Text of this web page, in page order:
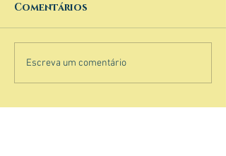
Comentários
Escreva um comentário